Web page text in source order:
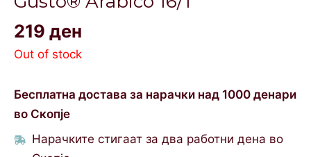
219 ден
Out of stock
Бесплатна достава за нарачки над 1000 денари
во Скопје
Нарачките стигаат за два работни дена во